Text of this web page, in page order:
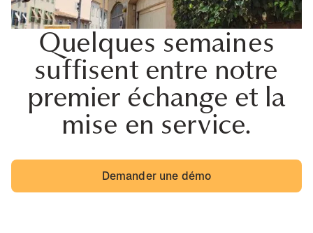
Quelques semaines
suffisent entre notre
premier échange et la
mise en service.
Demander une démo